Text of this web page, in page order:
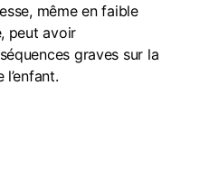
même en faible
peut avoir
graves sur la
l’enfant.